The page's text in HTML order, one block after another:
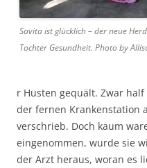
Savita ist glücklich – der neue
Tochter Gesundheit. Photo by
r Husten gequält. Zwar
der fernen Krankenstation
verschrieb. Doch kaum
eingenommen, wurde sie
der Arzt heraus, woran es